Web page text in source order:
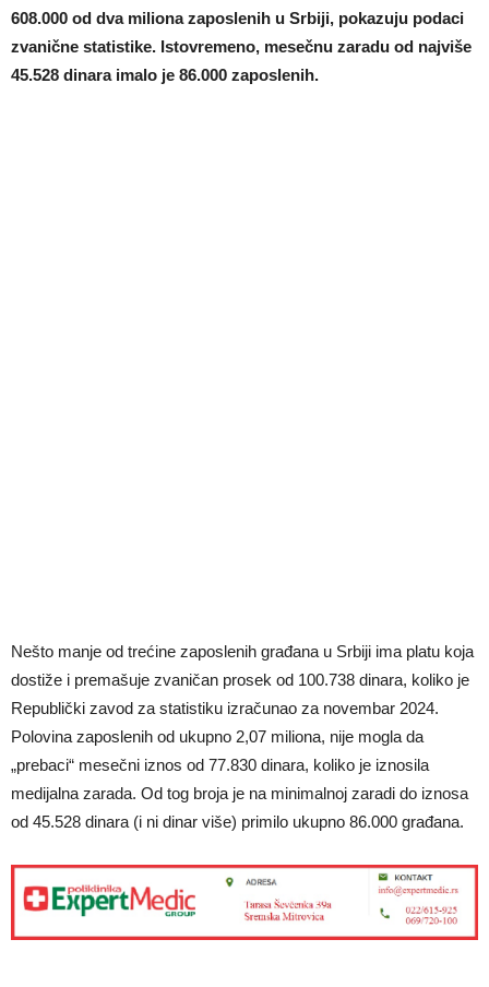
608.000 od dva miliona zaposlenih u Srbiji, pokazuju podaci
zvanične statistike. Istovremeno, mesečnu zaradu od najviše
45.528 dinara imalo je 86.000 zaposlenih.
Nešto manje od trećine zaposlenih građana u Srbiji ima platu koja
dostiže i premašuje zvaničan prosek od 100.738 dinara, koliko je
Republički zavod za statistiku izračunao za novembar 2024.
Polovina zaposlenih od ukupno 2,07 miliona, nije mogla da
„prebaci“ mesečni iznos od 77.830 dinara, koliko je iznosila
medijalna zarada. Od tog broja je na minimalnoj zaradi do iznosa
od 45.528 dinara (i ni dinar više) primilo ukupno 86.000 građana.